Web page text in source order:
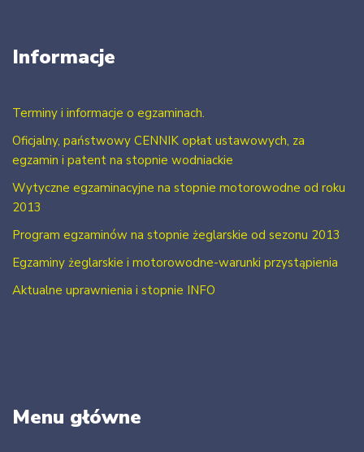
Informacje
Terminy i informacje o egzaminach.
Oficjalny, państwowy CENNIK opłat ustawowych, za
egzamin i patent na stopnie wodniackie
Wytyczne egzaminacyjne na stopnie motorowodne od roku
2013
Program egzaminów na stopnie żeglarskie od sezonu 2013
Egzaminy żeglarskie i motorowodne-warunki przystąpienia
Aktualne uprawnienia i stopnie INFO
Menu główne